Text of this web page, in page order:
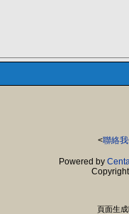
<聯絡
Powered by
頁面生